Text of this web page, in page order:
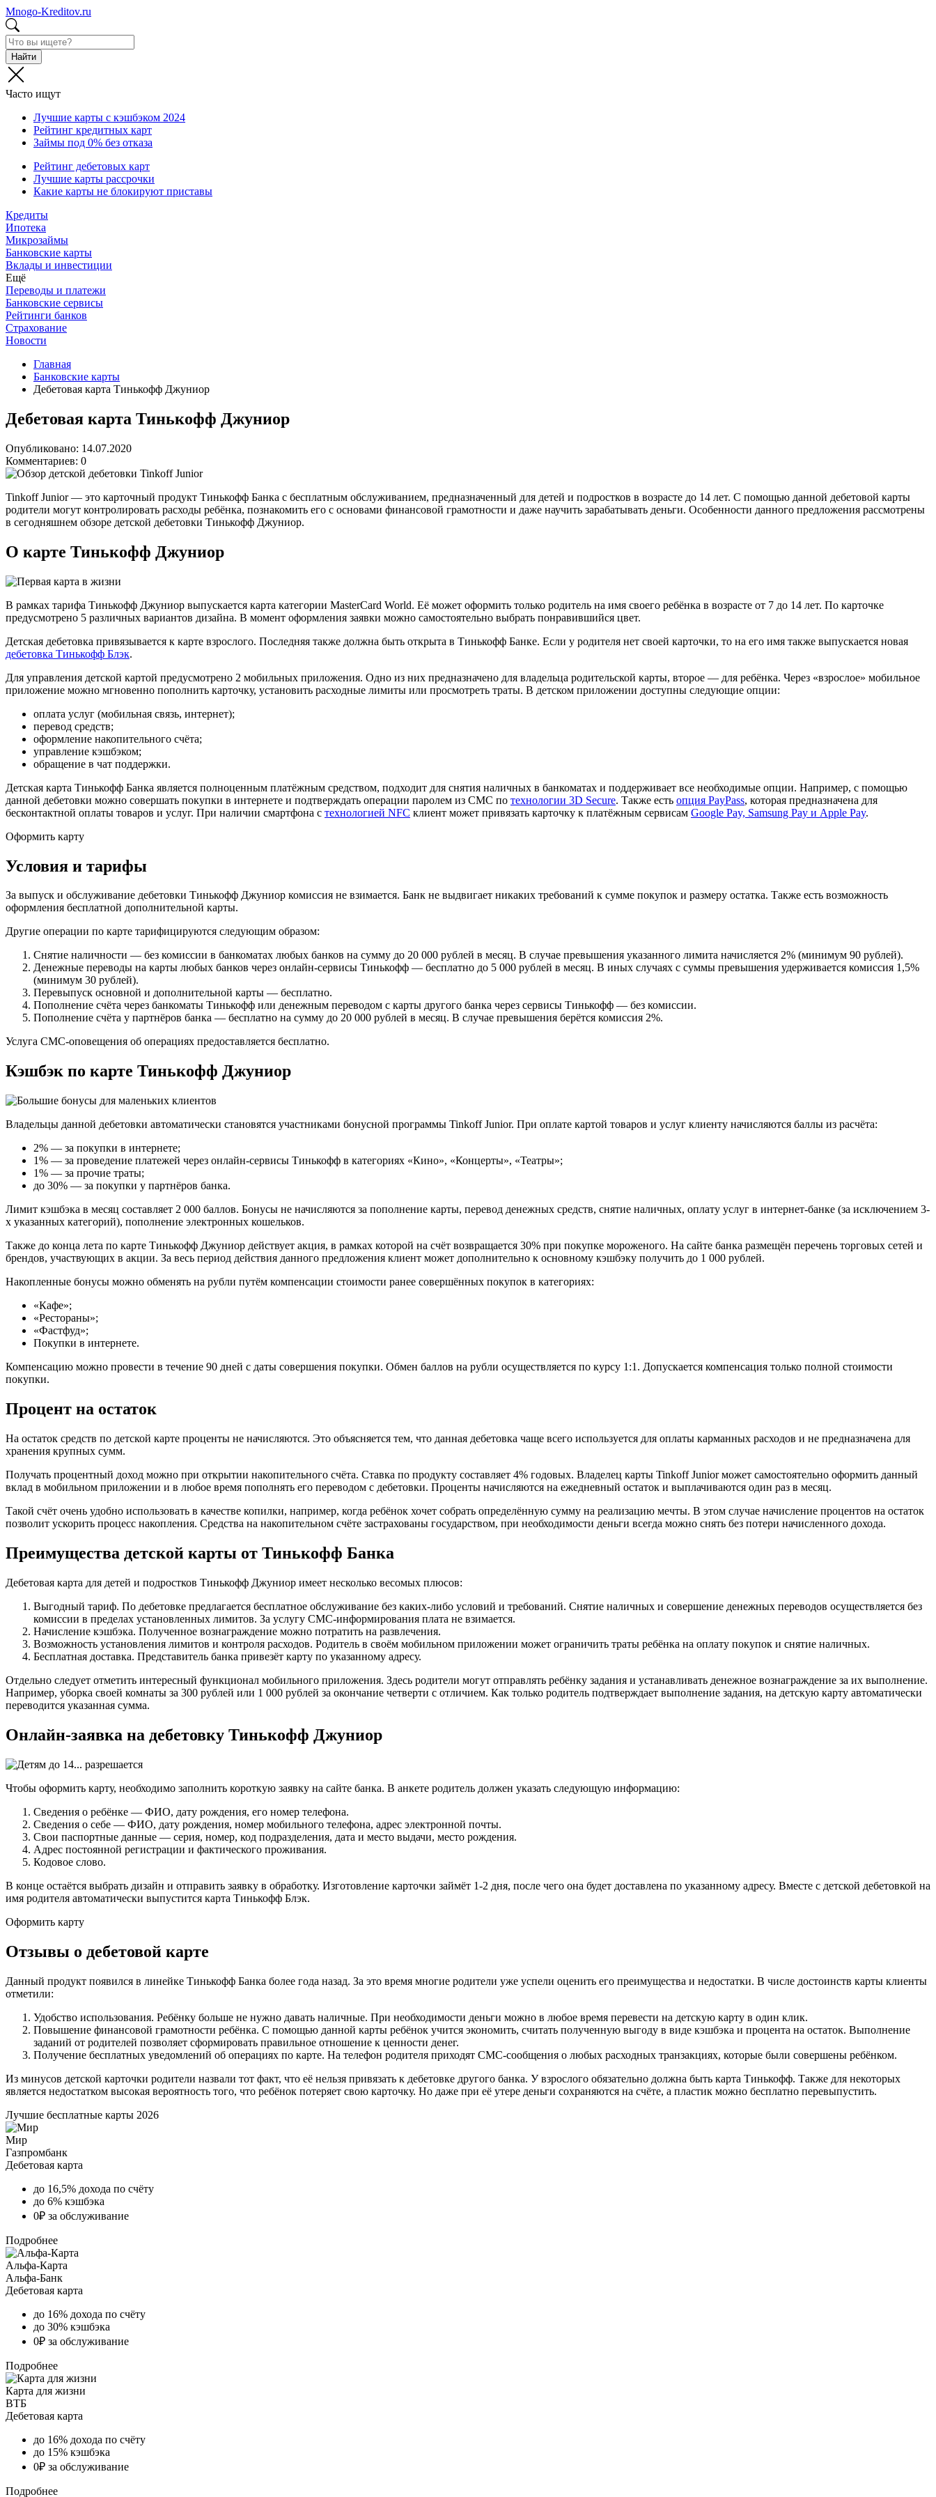
Mnogo-Kreditov.ru
Найти
Часто ищут
Лучшие карты с кэшбэком 2024
Рейтинг кредитных карт
Займы под 0% без отказа
Рейтинг дебетовых карт
Лучшие карты рассрочки
Какие карты не блокируют приставы
Кредиты
Ипотека
Микрозаймы
Банковские карты
Вклады и инвестиции
Ещё
Переводы и платежи
Банковские сервисы
Рейтинги банков
Страхование
Новости
Главная
Банковские карты
Дебетовая карта Тинькофф Джуниор
Дебетовая карта Тинькофф Джуниор
Опубликовано: 14.07.2020
Комментариев: 0
Tinkoff Junior — это карточный продукт Тинькофф Банка с бесплатным обслуживанием, предназначенный для детей и подростков в возрасте до 14 лет. С помощью данной дебетовой карты
родители могут контролировать расходы ребёнка, познакомить его с основами финансовой грамотности и даже научить зарабатывать деньги. Особенности данного предложения рассмотрены
в сегодняшнем обзоре детской дебетовки Тинькофф Джуниор.
О карте Тинькофф Джуниор
В рамках тарифа Тинькофф Джуниор выпускается карта категории MasterCard World. Её может оформить только родитель на имя своего ребёнка в возрасте от 7 до 14 лет. По карточке
предусмотрено 5 различных вариантов дизайна. В момент оформления заявки можно самостоятельно выбрать понравившийся цвет.
Детская дебетовка привязывается к карте взрослого. Последняя также должна быть открыта в Тинькофф Банке. Если у родителя нет своей карточки, то на его имя также выпускается новая
дебетовка Тинькофф Блэк.
Для управления детской картой предусмотрено 2 мобильных приложения. Одно из них предназначено для владельца родительской карты, второе — для ребёнка. Через «взрослое» мобильное
приложение можно мгновенно пополнить карточку, установить расходные лимиты или просмотреть траты. В детском приложении доступны следующие опции:
оплата услуг (мобильная связь, интернет);
перевод средств;
оформление накопительного счёта;
управление кэшбэком;
обращение в чат поддержки.
Детская карта Тинькофф Банка является полноценным платёжным средством, подходит для снятия наличных в банкоматах и поддерживает все необходимые опции. Например, с помощью
данной дебетовки можно совершать покупки в интернете и подтверждать операции паролем из СМС по технологии 3D Secure. Также есть опция PayPass, которая предназначена для
бесконтактной оплаты товаров и услуг. При наличии смартфона с технологией NFC клиент может привязать карточку к платёжным сервисам Google Pay, Samsung Pay и Apple Pay.
Оформить карту
Условия и тарифы
За выпуск и обслуживание дебетовки Тинькофф Джуниор комиссия не взимается. Банк не выдвигает никаких требований к сумме покупок и размеру остатка. Также есть возможность
оформления бесплатной дополнительной карты.
Другие операции по карте тарифицируются следующим образом:
Снятие наличности — без комиссии в банкоматах любых банков на сумму до 20 000 рублей в месяц. В случае превышения указанного лимита начисляется 2% (минимум 90 рублей).
Денежные переводы на карты любых банков через онлайн-сервисы Тинькофф — бесплатно до 5 000 рублей в месяц. В иных случаях с суммы превышения удерживается комиссия 1,5%
(минимум 30 рублей).
Перевыпуск основной и дополнительной карты — бесплатно.
Пополнение счёта через банкоматы Тинькофф или денежным переводом с карты другого банка через сервисы Тинькофф — без комиссии.
Пополнение счёта у партнёров банка — бесплатно на сумму до 20 000 рублей в месяц. В случае превышения берётся комиссия 2%.
Услуга СМС-оповещения об операциях предоставляется бесплатно.
Кэшбэк по карте Тинькофф Джуниор
Владельцы данной дебетовки автоматически становятся участниками бонусной программы Tinkoff Junior. При оплате картой товаров и услуг клиенту начисляются баллы из расчёта:
2% — за покупки в интернете;
1% — за проведение платежей через онлайн-сервисы Тинькофф в категориях «Кино», «Концерты», «Театры»;
1% — за прочие траты;
до 30% — за покупки у партнёров банка.
Лимит кэшбэка в месяц составляет 2 000 баллов. Бонусы не начисляются за пополнение карты, перевод денежных средств, снятие наличных, оплату услуг в интернет-банке (за исключением 3-
х указанных категорий), пополнение электронных кошельков.
Также до конца лета по карте Тинькофф Джуниор действует акция, в рамках которой на счёт возвращается 30% при покупке мороженого. На сайте банка размещён перечень торговых сетей и
брендов, участвующих в акции. За весь период действия данного предложения клиент может дополнительно к основному кэшбэку получить до 1 000 рублей.
Накопленные бонусы можно обменять на рубли путём компенсации стоимости ранее совершённых покупок в категориях:
«Кафе»;
«Рестораны»;
«Фастфуд»;
Покупки в интернете.
Компенсацию можно провести в течение 90 дней с даты совершения покупки. Обмен баллов на рубли осуществляется по курсу 1:1. Допускается компенсация только полной стоимости
покупки.
Процент на остаток
На остаток средств по детской карте проценты не начисляются. Это объясняется тем, что данная дебетовка чаще всего используется для оплаты карманных расходов и не предназначена для
хранения крупных сумм.
Получать процентный доход можно при открытии накопительного счёта. Ставка по продукту составляет 4% годовых. Владелец карты Tinkoff Junior может самостоятельно оформить данный
вклад в мобильном приложении и в любое время пополнять его переводом с дебетовки. Проценты начисляются на ежедневный остаток и выплачиваются один раз в месяц.
Такой счёт очень удобно использовать в качестве копилки, например, когда ребёнок хочет собрать определённую сумму на реализацию мечты. В этом случае начисление процентов на остаток
позволит ускорить процесс накопления. Средства на накопительном счёте застрахованы государством, при необходимости деньги всегда можно снять без потери начисленного дохода.
Преимущества детской карты от Тинькофф Банка
Дебетовая карта для детей и подростков Тинькофф Джуниор имеет несколько весомых плюсов:
Выгодный тариф. По дебетовке предлагается бесплатное обслуживание без каких-либо условий и требований. Снятие наличных и совершение денежных переводов осуществляется без
комиссии в пределах установленных лимитов. За услугу СМС-информирования плата не взимается.
Начисление кэшбэка. Полученное вознаграждение можно потратить на развлечения.
Возможность установления лимитов и контроля расходов. Родитель в своём мобильном приложении может ограничить траты ребёнка на оплату покупок и снятие наличных.
Бесплатная доставка. Представитель банка привезёт карту по указанному адресу.
Отдельно следует отметить интересный функционал мобильного приложения. Здесь родители могут отправлять ребёнку задания и устанавливать денежное вознаграждение за их выполнение.
Например, уборка своей комнаты за 300 рублей или 1 000 рублей за окончание четверти с отличием. Как только родитель подтверждает выполнение задания, на детскую карту автоматически
переводится указанная сумма.
Онлайн-заявка на дебетовку Тинькофф Джуниор
Чтобы оформить карту, необходимо заполнить короткую заявку на сайте банка. В анкете родитель должен указать следующую информацию:
Сведения о ребёнке — ФИО, дату рождения, его номер телефона.
Сведения о себе — ФИО, дату рождения, номер мобильного телефона, адрес электронной почты.
Свои паспортные данные — серия, номер, код подразделения, дата и место выдачи, место рождения.
Адрес постоянной регистрации и фактического проживания.
Кодовое слово.
В конце остаётся выбрать дизайн и отправить заявку в обработку. Изготовление карточки займёт 1-2 дня, после чего она будет доставлена по указанному адресу. Вместе с детской дебетовкой на
имя родителя автоматически выпустится карта Тинькофф Блэк.
Оформить карту
Отзывы о дебетовой карте
Данный продукт появился в линейке Тинькофф Банка более года назад. За это время многие родители уже успели оценить его преимущества и недостатки. В числе достоинств карты клиенты
отметили:
Удобство использования. Ребёнку больше не нужно давать наличные. При необходимости деньги можно в любое время перевести на детскую карту в один клик.
Повышение финансовой грамотности ребёнка. С помощью данной карты ребёнок учится экономить, считать полученную выгоду в виде кэшбэка и процента на остаток. Выполнение
заданий от родителей позволяет сформировать правильное отношение к ценности денег.
Получение бесплатных уведомлений об операциях по карте. На телефон родителя приходят СМС-сообщения о любых расходных транзакциях, которые были совершены ребёнком.
Из минусов детской карточки родители назвали тот факт, что её нельзя привязать к дебетовке другого банка. У взрослого обязательно должна быть карта Тинькофф. Также для некоторых
является недостатком высокая вероятность того, что ребёнок потеряет свою карточку. Но даже при её утере деньги сохраняются на счёте, а пластик можно бесплатно перевыпустить.
Лучшие бесплатные карты 2026
Мир
Газпромбанк
Дебетовая карта
до 16,5% дохода по счёту
до 6% кэшбэка
0₽ за обслуживание
Подробнее
Альфа-Карта
Альфа-Банк
Дебетовая карта
до 16% дохода по счёту
до 30% кэшбэка
0₽ за обслуживание
Подробнее
Карта для жизни
ВТБ
Дебетовая карта
до 16% дохода по счёту
до 15% кэшбэка
0₽ за обслуживание
Подробнее